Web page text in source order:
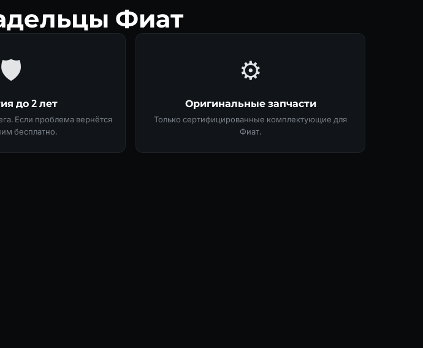
Фиат
🛡
до 2 лет
Если проблема вернётся
бесплатно.
⚙️
Оригинальные запчасти
Только сертифицированные комплектующие для
Фиат.